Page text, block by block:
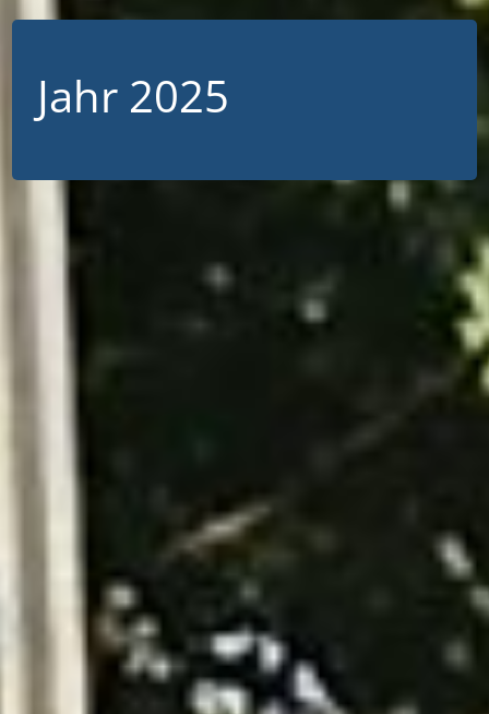
Jahr 2025
Frohe Weihnachten und ein gesundes und
glückliches Jahr 2026!